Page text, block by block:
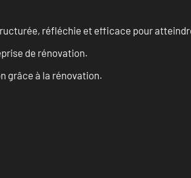
réfléchie et efficace pour
de rénovation.
grâce à la rénovation.